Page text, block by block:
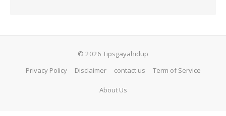
© 2026 Tipsgayahidup
Privacy Policy
Disclaimer contact us Term of Service
About Us